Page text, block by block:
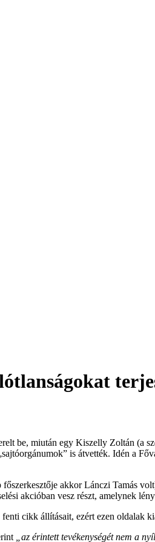
be, miután egy Kiszelly Zoltán (a
is átvették. Idén a
akkor Lánczi Tamás
akcióban vesz részt, amelynek
cikk állításait, ezért ezen oldalak
az érintett tevékenységét nem a